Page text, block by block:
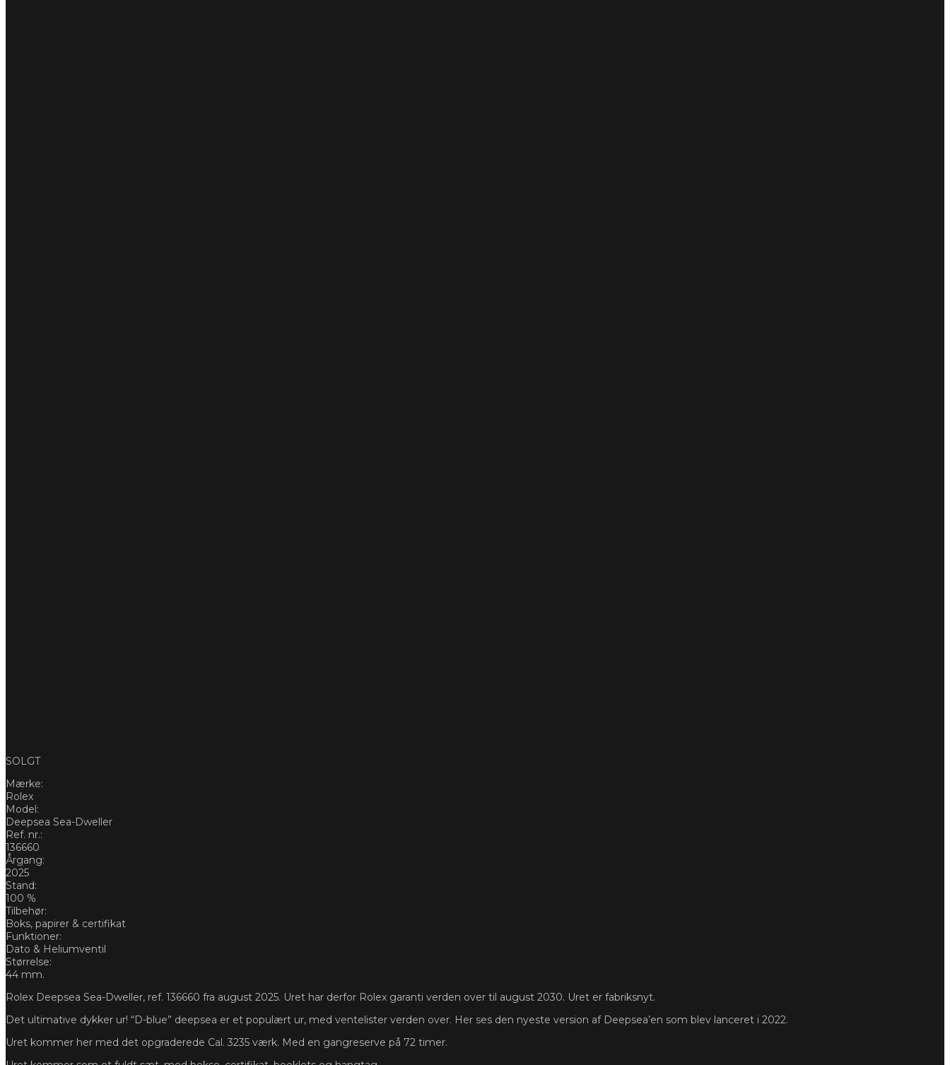
SOLGT
Mærke:
Rolex
Model:
Deepsea Sea-Dweller
Ref. nr.:
136660
Årgang:
2025
Stand:
100 %
Tilbehør:
Boks, papirer & certifikat
Funktioner:
Dato & Heliumventil
Størrelse:
44 mm.
Rolex Deepsea Sea-Dweller, ref. 136660 fra august 2025. Uret har derfor Rolex garanti verden over til august 2030. Uret er fabriksnyt.
Det ultimative dykker ur! “D-blue” deepsea er et populært ur, med ventelister verden over. Her ses den nyeste version af Deepsea’en som blev lanceret i 2022.
Uret kommer her med det opgraderede Cal. 3235 værk. Med en gangreserve på 72 timer.